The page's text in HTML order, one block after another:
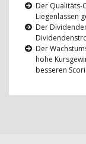
Der Qualitäts-
Liegenlassen
Der
Der
hohe
besseren